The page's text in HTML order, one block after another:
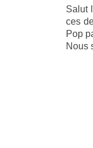
Salut
ces
Pop
Nous